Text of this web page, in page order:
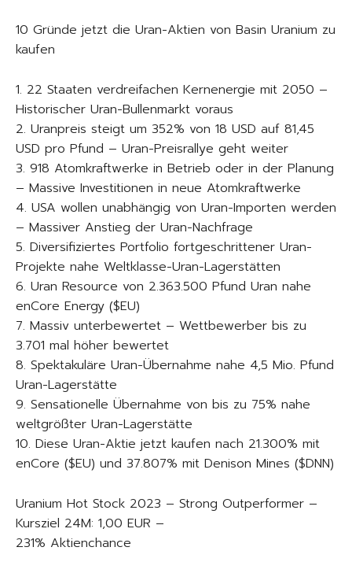
10 Gründe jetzt die Uran-Aktien von Basin Uranium zu
kaufen
1. 22 Staaten verdreifachen Kernenergie mit 2050 –
Historischer Uran-Bullenmarkt voraus
2. Uranpreis steigt um 352% von 18 USD auf 81,45
USD pro Pfund – Uran-Preisrallye geht weiter
3. 918 Atomkraftwerke in Betrieb oder in der Planung
– Massive Investitionen in neue Atomkraftwerke
4. USA wollen unabhängig von Uran-Importen werden
– Massiver Anstieg der Uran-Nachfrage
5. Diversifiziertes Portfolio fortgeschrittener Uran-
Projekte nahe Weltklasse-Uran-Lagerstätten
6. Uran Resource von 2.363.500 Pfund Uran nahe
enCore Energy ($EU)
7. Massiv unterbewertet – Wettbewerber bis zu
3.701 mal höher bewertet
8. Spektakuläre Uran-Übernahme nahe 4,5 Mio. Pfund
Uran-Lagerstätte
9. Sensationelle Übernahme von bis zu 75% nahe
weltgrößter Uran-Lagerstätte
10. Diese Uran-Aktie jetzt kaufen nach 21.300% mit
enCore ($EU) und 37.807% mit Denison Mines ($DNN)
Uranium Hot Stock 2023 – Strong Outperformer –
Kursziel 24M: 1,00 EUR –
231% Aktienchance